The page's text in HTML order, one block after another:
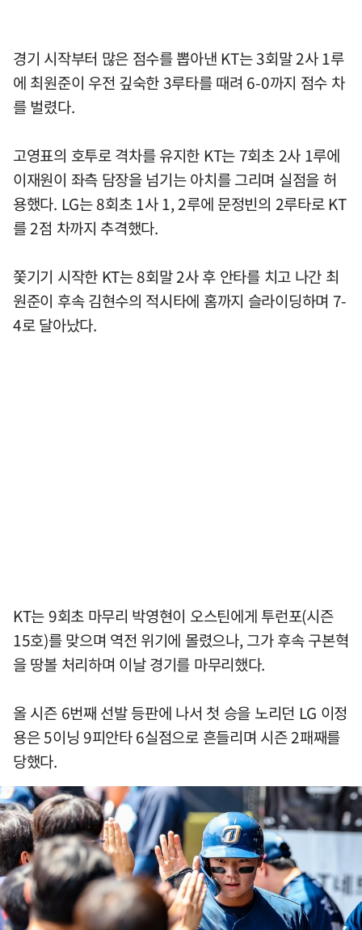
경기 시작부터 많은 점수를 뽑아낸 KT는 3회말 2사 1루
에 최원준이 우전 깊숙한 3루타를 때려 6-0까지 점수 차
를 벌렸다.
고영표의 호투로 격차를 유지한 KT는 7회초 2사 1루에
이재원이 좌측 담장을 넘기는 아치를 그리며 실점을 허
용했다. LG는 8회초 1사 1, 2루에 문정빈의 2루타로 KT
를 2점 차까지 추격했다.
쫓기기 시작한 KT는 8회말 2사 후 안타를 치고 나간 최
원준이 후속 김현수의 적시타에 홈까지 슬라이딩하며 7-
4로 달아났다.
KT는 9회초 마무리 박영현이 오스틴에게 투런포(시즌
15호)를 맞으며 역전 위기에 몰렸으나, 그가 후속 구본혁
을 땅볼 처리하며 이날 경기를 마무리했다.
올 시즌 6번째 선발 등판에 나서 첫 승을 노리던 LG 이정
용은 5이닝 9피안타 6실점으로 흔들리며 시즌 2패째를
당했다.